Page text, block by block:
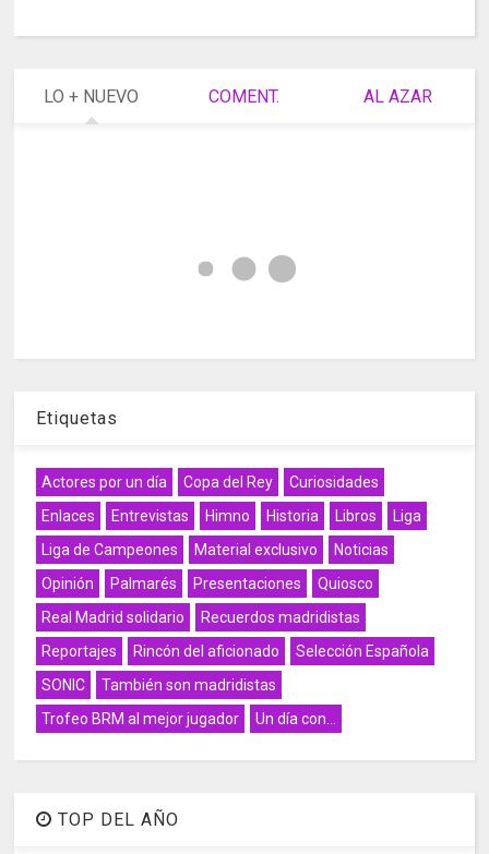
LO + NUEVO COMENT. AL AZAR
Etiquetas
Actores por un día Copa del Rey
Curiosidades
Enlaces
Entrevistas Himno Historia Libros
Liga
Liga de Campeones
Material exclusivo
Noticias
Opinión
Palmarés Presentaciones
Quiosco
Real Madrid solidario
Recuerdos madridistas
Reportajes
Rincón del aficionado
Selección Española
SONIC
También son madridistas
Trofeo BRM al mejor jugador
Un día con...
TOP DEL AÑO